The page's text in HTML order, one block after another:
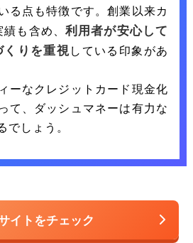
る点も特徴です。創業以来カ
績も含め、利用者が安心して
りを重視している印象があ
ーなクレジットカード現金化
て、ダッシュマネーは有力な
しょう。
イトをチェック